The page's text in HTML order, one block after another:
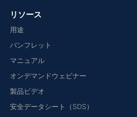
リソース
用途
パンフレット
マニュアル
オンデマンドウェビナー
製品ビデオ
安全データシート（SDS）